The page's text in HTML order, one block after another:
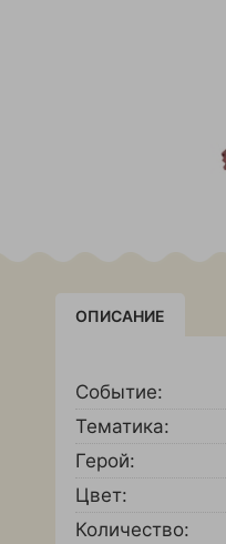
ОПИСАНИЕ
Событие:
Тематика:
Герой:
Цвет:
Количество: